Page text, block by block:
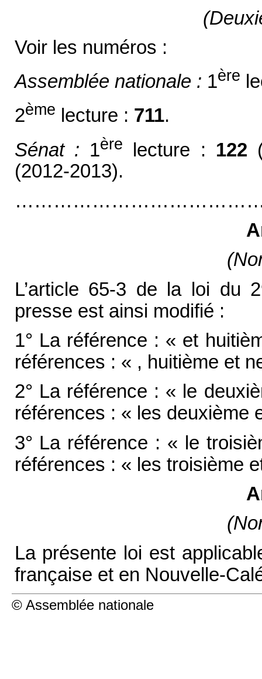
Voir les numéros :
Assemblée nationale : 1ère
2ème lecture : 711.
Sénat : 1ère lecture : 122
(2012-2013).
L’article 65-3 de la loi du
presse est ainsi modifié :
1° La référence : « et
références : « , huitième et
2° La référence : « le
références : « les deuxième
3° La référence : « le
références : « les troisième
La présente loi est
française et en Nouvelle-
© Assemblée nationale